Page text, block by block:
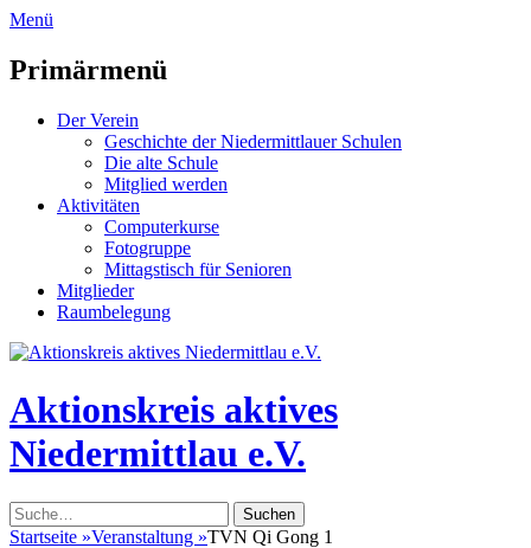
zum
überspringen
Menü
Primärmenü
Der Verein
Geschichte der Niedermittlauer Schulen
Die alte Schule
Mitglied werden
Aktivitäten
Computerkurse
Fotogruppe
Mittagstisch für Senioren
Mitglieder
Raumbelegung
Header
Aktionskreis aktives
Niedermittlau e.V.
Suche
nach:
Startseite »Veranstaltung »TVN Qi Gong 1